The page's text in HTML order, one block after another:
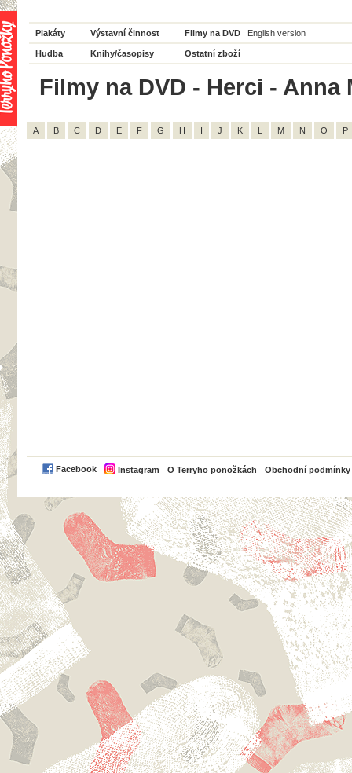
Plakáty Výstavní činnost Filmy na DVD English version
Hudba Knihy/časopisy Ostatní zboží
Filmy na DVD - Herci -
A B C D E F G H I J K L M N O P
Facebook Instagram O Terryho ponožkách Obchodní podmínky
PayPal